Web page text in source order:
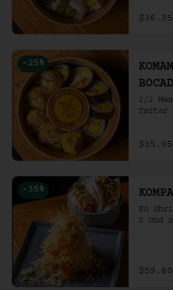
-25 %
1/2
Tartar
-35 %
Ko
2 Und